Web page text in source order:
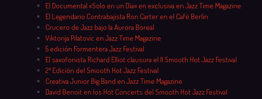
El Documental «Solo en un Día» en exclusiva en Jazz Time Magazine
El Legendario Contrabajista Ron Carter en el Café Berlín
Crucero de Jazz bajo la Aurora Boreal
Viktorija Pilatovic en Jazz Time Magazine
5 edición Formentera Jazz Festival
El saxofonista Richard Elliot clausura el II Smooth Hot Jazz Festival
2ª Edición del Smooth Hot Jazz Festival
Creativa Junior Big Band en Jazz Time Magazine
David Benoit en los Hot Concerts del Smooth Hot Jazz Festival